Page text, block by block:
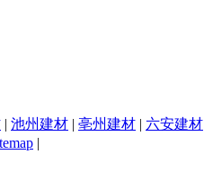
| 池州建材 | 亳州建材 | 六安建材
|